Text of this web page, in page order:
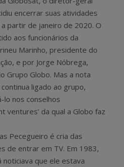
encerrar suas atividades
partir de janeiro de 2020. O
aos funcionários da
Marinho, presidente do
e por Jorge Nóbrega,
Grupo Globo. Mas a nota
ligado ao grupo,
lo nos conselhos
ventures’ da qual a Globo faz
Pecegueiro é cria das
de entrar em TV. Em 1983,
noticiava que ele estava